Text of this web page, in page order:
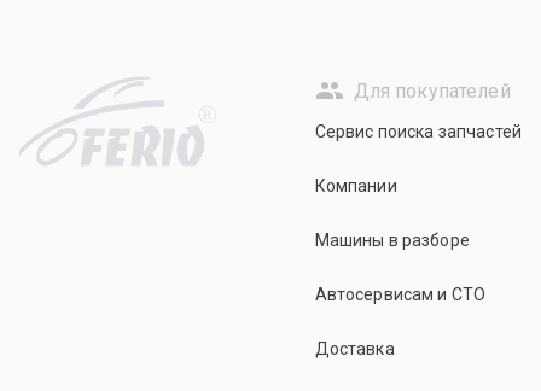
R
Для покупателей
Сервис поиска запчастей
Компании
Машины в разборе
Автосервисам и СТО
Доставка